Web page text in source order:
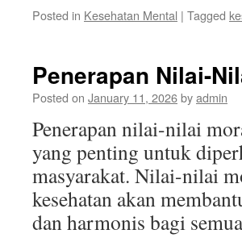
Posted in Kesehatan Mental | Tagged
Penerapan Nilai-
Posted on January 11, 2026byadmin
Penerapan nilai-nilai
yang penting untuk
masyarakat. Nilai-nilai
kesehatan akan
dan harmonis bagi